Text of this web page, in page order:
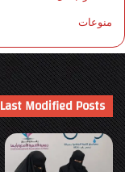
منوعات
Last Modified Posts